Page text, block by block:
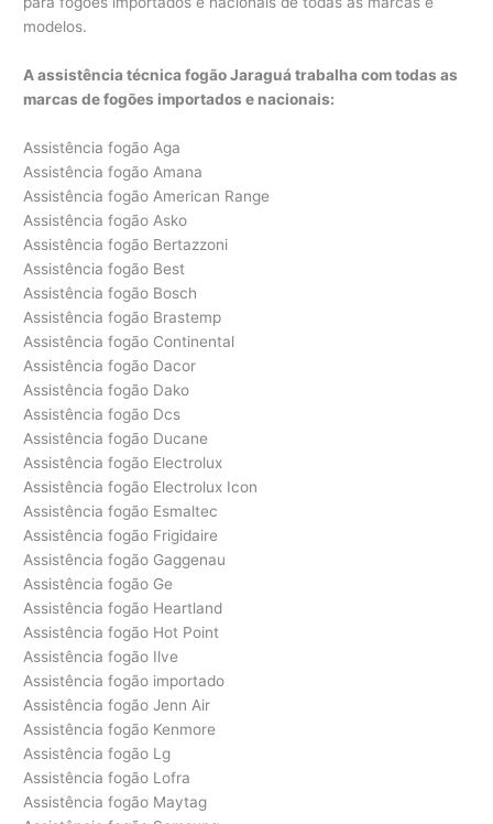
modelos.
A assistência técnica fogão Jaraguá trabalha com todas as
marcas de fogões importados e nacionais:
Assistência fogão Aga
Assistência fogão Amana
Assistência fogão American Range
Assistência fogão Asko
Assistência fogão Bertazzoni
Assistência fogão Best
Assistência fogão Bosch
Assistência fogão Brastemp
Assistência fogão Continental
Assistência fogão Dacor
Assistência fogão Dako
Assistência fogão Dcs
Assistência fogão Ducane
Assistência fogão Electrolux
Assistência fogão Electrolux Icon
Assistência fogão Esmaltec
Assistência fogão Frigidaire
Assistência fogão Gaggenau
Assistência fogão Ge
Assistência fogão Heartland
Assistência fogão Hot Point
Assistência fogão Ilve
Assistência fogão importado
Assistência fogão Jenn Air
Assistência fogão Kenmore
Assistência fogão Lg
Assistência fogão Lofra
Assistência fogão Maytag